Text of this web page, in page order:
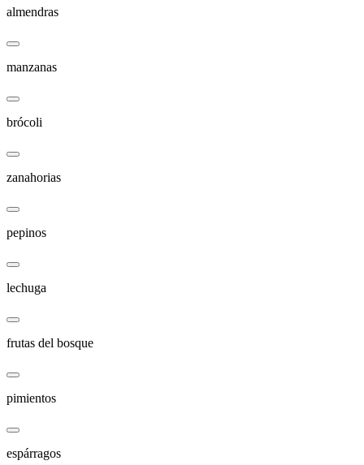
almendras
manzanas
brócoli
zanahorias
pepinos
lechuga
frutas del bosque
pimientos
espárragos